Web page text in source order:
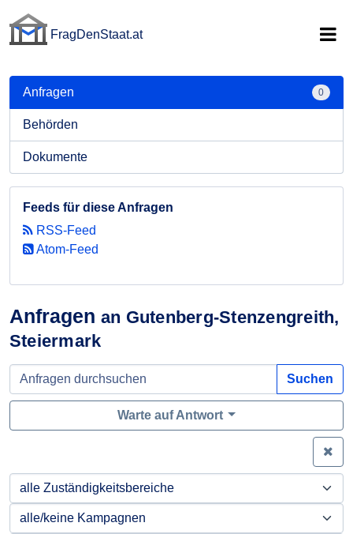
FragDenStaat.at
Anfragen an Gutenberg-Stenzengreith,
Steiermark
Suchen
Warte auf Antwort
Anfragen 0
Behörden
Dokumente
Feeds für diese Anfragen
RSS-Feed
Atom-Feed